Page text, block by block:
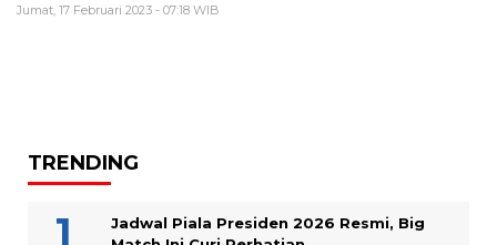
Jumat, 17 Februari 2023 - 07:18 WIB
TRENDING
Jadwal Piala Presiden 2026 Resmi, Big